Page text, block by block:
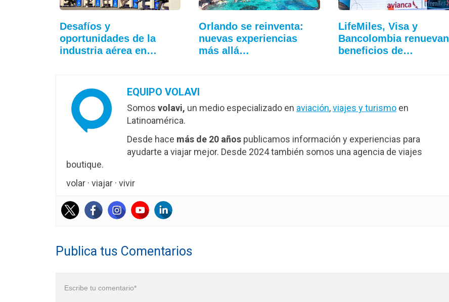
Desafíos y
oportunidades de la
industria aérea en…
Orlando se reinventa:
nuevas experiencias
más allá…
LifeMiles, Visa y
Bancolombia renuevan
beneficios de…
EQUIPO VOLAVI
Somos volavi, un medio especializado en aviación,viajes y turismo en
Latinoamérica.
Desde hace más de 20 años publicamos información y experiencias para
ayudarte a viajar mejor. Desde 2024 también somos una agencia de viajes
boutique.
volar · viajar · vivir
Publica tus Comentarios